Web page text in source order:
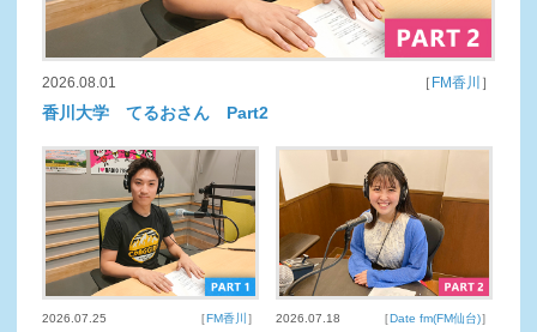
2026.08.01 ［ FM香川 ］
香川大学 てるおさん Part2
2026.07.25 ［FM香川 ］ 2026.07.18 ［Date fm(FM仙台)］